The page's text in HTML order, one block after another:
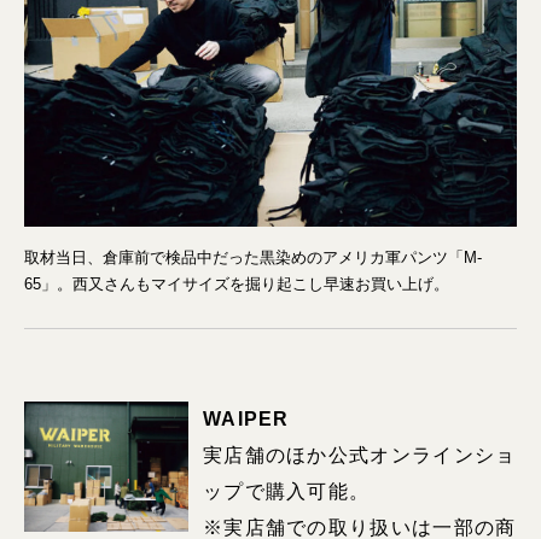
取材当日、倉庫前で検品中だった黒染めのアメリカ軍パンツ「M-
65」。西又さんもマイサイズを掘り起こし早速お買い上げ。
WAIPER
実店舗のほか公式オンラインショ
ップで購入可能。
※実店舗での取り扱いは一部の商